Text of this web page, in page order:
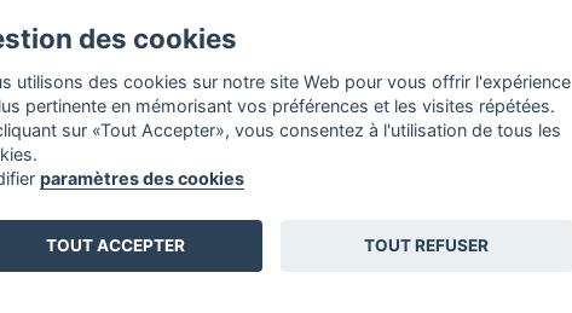
légales
d'utilisation
sécurisé
Workshop
YOUR ACCOUNT
Personal info
Orders
des cookies
utilisons des cookies sur notre site Web pour vous offrir l'expérience
pertinente en mémorisant vos préférences et les visites répétées.
sur «Tout Accepter», vous consentez à l'utilisation de tous les
paramètres des cookies
TOUT ACCEPTER TOUT REFUSER